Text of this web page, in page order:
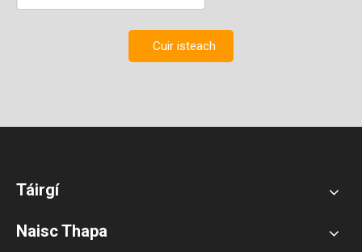
Cuir isteach
Táirgí
Naisc Thapa